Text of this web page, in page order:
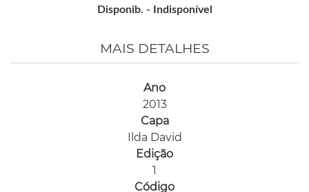
Disponib. -
Indisponível
MAIS DETALHES
Ano
2013
Capa
Ilda David
Edição
1
Código